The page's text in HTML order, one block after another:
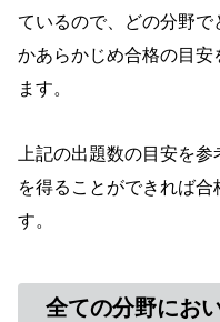
ているので、どの分野で
かあらかじめ合格の目
ます。
上記の出題数の目安を
を得ることができれば
す。
全ての分野にお